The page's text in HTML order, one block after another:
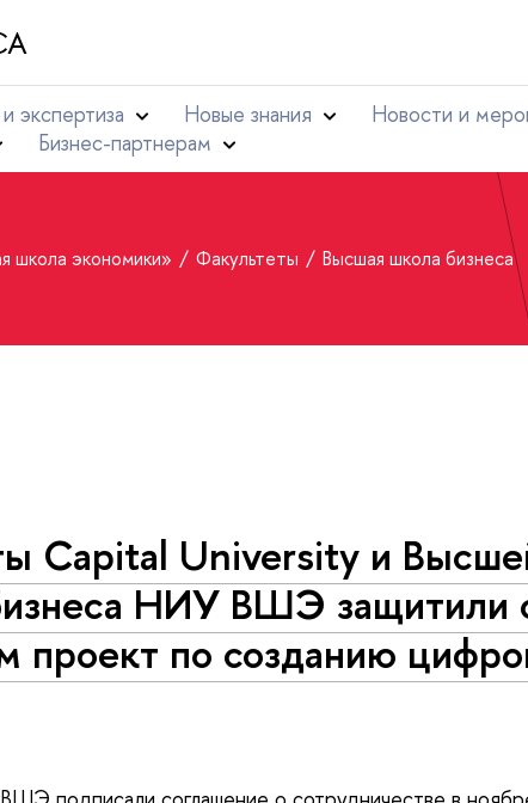
экспертиза Новые знания Новости и
Бизнес-партнерам
школа экономики» Факультеты Высшая школа бизнеса
Capital University и
НИУ ВШЭ защитили
проект по созданию